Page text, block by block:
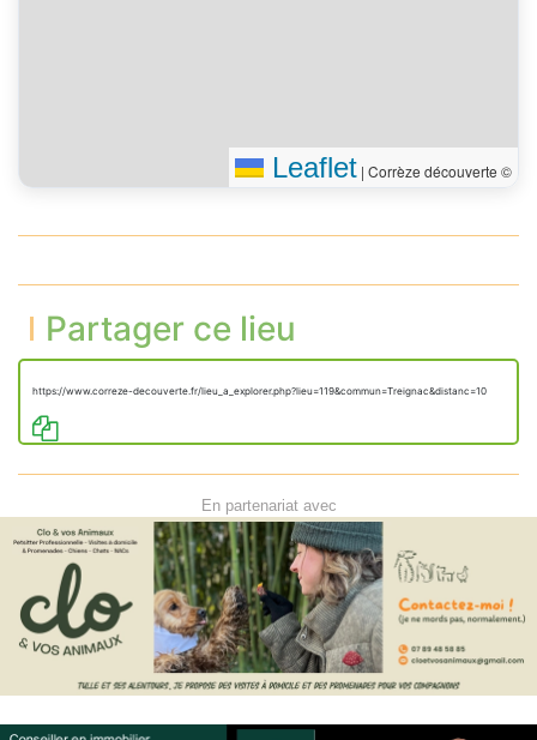
Leaflet | Corrèze découverte ©
Partager ce lieu
https://www.correze-decouverte.fr/lieu_a_explorer.php?lieu=119&commun=Treignac&distanc=10
En partenariat avec